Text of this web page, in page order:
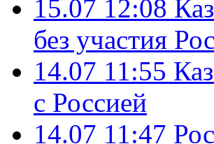
15.07 12:08
без участия
14.07 11:55
с Россией
14.07 11:47